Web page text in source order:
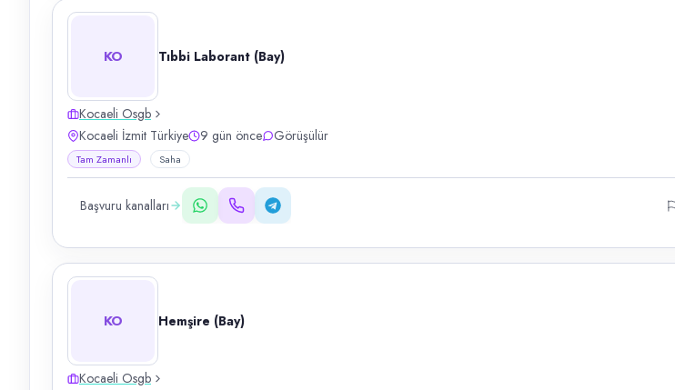
KO Tıbbi Laborant (Bay)
Kocaeli Osgb
Kocaeli İzmit Türkiye
9 gün önce Görüşülür
Tam Zamanlı Saha
Başvuru kanalları
KO Hemşire (Bay)
Kocaeli Osgb